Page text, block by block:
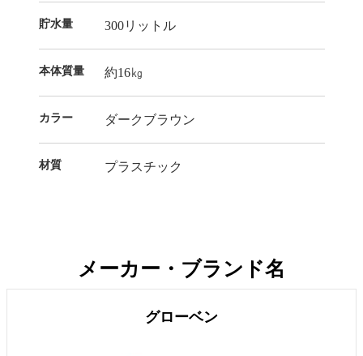
貯水量 300リットル
本体質量 約16㎏
カラー ダークブラウン
材質 プラスチック
メーカー・ブランド名
グローベン